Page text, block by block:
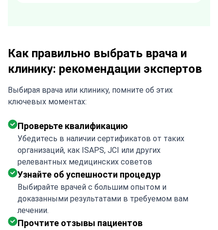
Как правильно выбрать врача и
клинику: рекомендации экспертов
Выбирая врача или клинику, помните об этих
ключевых моментах:
Проверьте квалификацию
Убедитесь в наличии сертификатов от таких
организаций, как ISAPS, JCI или других
релевантных медицинских советов
Узнайте об успешности процедур
Выбирайте врачей с большим опытом и
доказанными результатами в требуемом вам
лечении.
Прочтите отзывы пациентов